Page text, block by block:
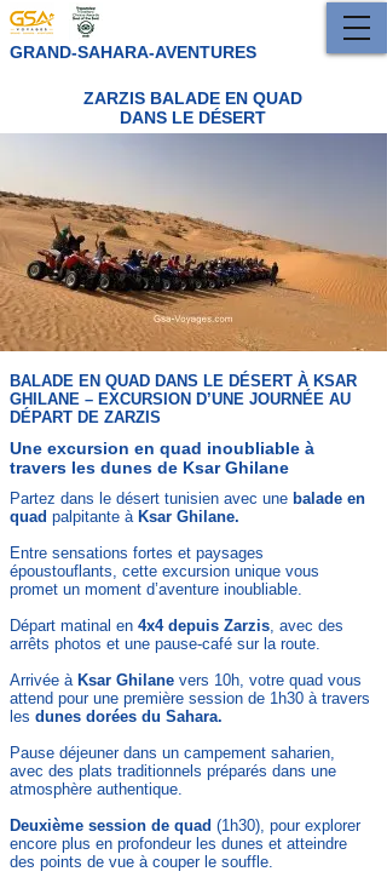
GRAND-SAHARA-AVENTURES
ZARZIS BALADE EN QUAD
DANS LE DÉSERT
BALADE EN QUAD DANS LE DÉSERT À KSAR
GHILANE – EXCURSION D’UNE JOURNÉE AU
DÉPART DE ZARZIS
Une excursion en quad inoubliable à
travers les dunes de Ksar Ghilane
Partez dans le désert tunisien avec une balade en
quad palpitante à Ksar Ghilane.
Entre sensations fortes et paysages
époustouflants, cette excursion unique vous
promet un moment d’aventure inoubliable.
Départ matinal en 4x4 depuis Zarzis, avec des
arrêts photos et une pause-café sur la route.
Arrivée à Ksar Ghilane vers 10h, votre quad vous
attend pour une première session de 1h30 à travers
les dunes dorées du Sahara.
Pause déjeuner dans un campement saharien,
avec des plats traditionnels préparés dans une
atmosphère authentique.
Deuxième session de quad (1h30), pour explorer
encore plus en profondeur les dunes et atteindre
des points de vue à couper le souffle.